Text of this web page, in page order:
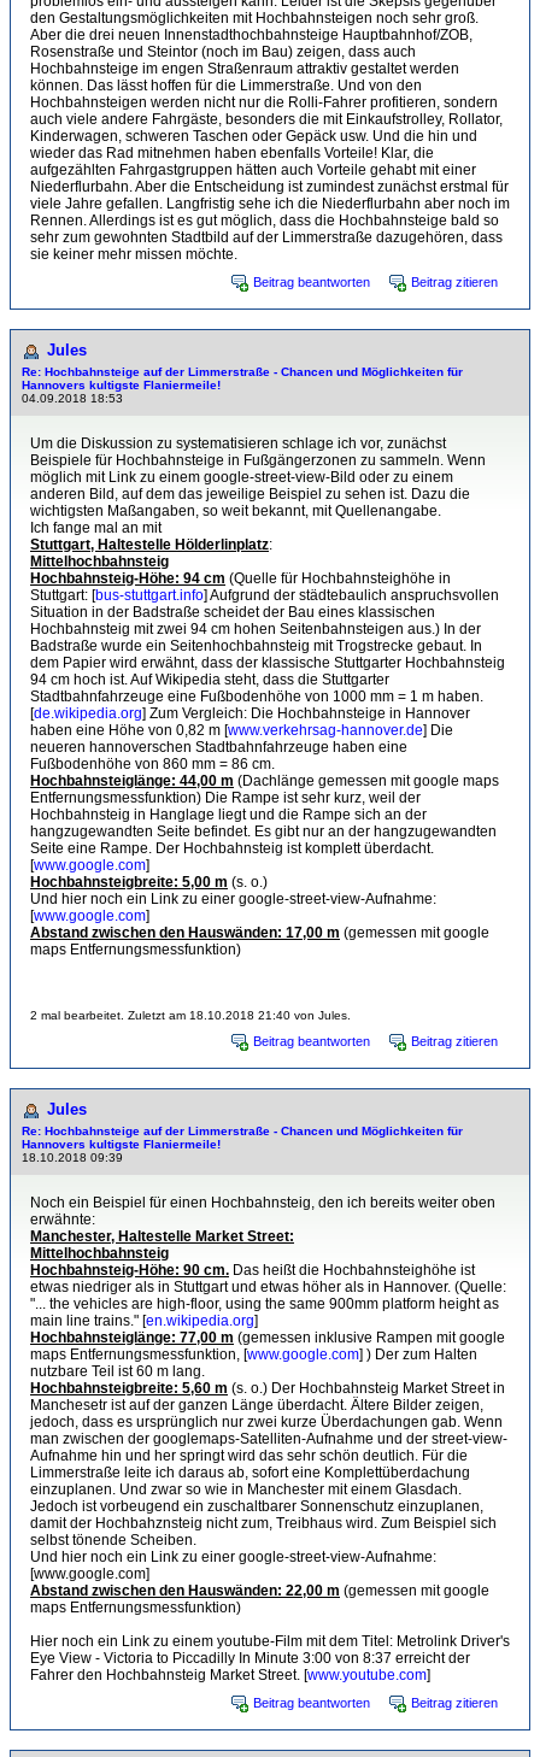
den Gestaltungsmöglichkeiten mit Hochbahnsteigen noch sehr groß.
Aber die drei neuen Innenstadthochbahnsteige Hauptbahnhof/ZOB,
Rosenstraße und Steintor (noch im Bau) zeigen, dass auch
Hochbahnsteige im engen Straßenraum attraktiv gestaltet werden
können. Das lässt hoffen für die Limmerstraße. Und von den
Hochbahnsteigen werden nicht nur die Rolli-Fahrer profitieren, sondern
auch viele andere Fahrgäste, besonders die mit Einkaufstrolley, Rollator,
Kinderwagen, schweren Taschen oder Gepäck usw. Und die hin und
wieder das Rad mitnehmen haben ebenfalls Vorteile! Klar, die
aufgezählten Fahrgastgruppen hätten auch Vorteile gehabt mit einer
Niederflurbahn. Aber die Entscheidung ist zumindest zunächst erstmal für
viele Jahre gefallen. Langfristig sehe ich die Niederflurbahn aber noch im
Rennen. Allerdings ist es gut möglich, dass die Hochbahnsteige bald so
sehr zum gewohnten Stadtbild auf der Limmerstraße dazugehören, dass
sie keiner mehr missen möchte.
Beitrag beantworten Beitrag zitieren
Jules
Re: Hochbahnsteige auf der Limmerstraße - Chancen und Möglichkeiten für
Hannovers kultigste Flaniermeile!
04.09.2018 18:53
Um die Diskussion zu systematisieren schlage ich vor, zunächst
Beispiele für Hochbahnsteige in Fußgängerzonen zu sammeln. Wenn
möglich mit Link zu einem google-street-view-Bild oder zu einem
anderen Bild, auf dem das jeweilige Beispiel zu sehen ist. Dazu die
wichtigsten Maßangaben, so weit bekannt, mit Quellenangabe.
Ich fange mal an mit
Stuttgart, Haltestelle Hölderlinplatz:
Mittelhochbahnsteig
Hochbahnsteig-Höhe: 94 cm (Quelle für Hochbahnsteighöhe in
Stuttgart: [bus-stuttgart.info] Aufgrund der städtebaulich anspruchsvollen
Situation in der Badstraße scheidet der Bau eines klassischen
Hochbahnsteig mit zwei 94 cm hohen Seitenbahnsteigen aus.) In der
Badstraße wurde ein Seitenhochbahnsteig mit Trogstrecke gebaut. In
dem Papier wird erwähnt, dass der klassische Stuttgarter Hochbahnsteig
94 cm hoch ist. Auf Wikipedia steht, dass die Stuttgarter
Stadtbahnfahrzeuge eine Fußbodenhöhe von 1000 mm = 1 m haben.
[de.wikipedia.org] Zum Vergleich: Die Hochbahnsteige in Hannover
haben eine Höhe von 0,82 m [www.verkehrsag-hannover.de] Die
neueren hannoverschen Stadtbahnfahrzeuge haben eine
Fußbodenhöhe von 860 mm = 86 cm.
Hochbahnsteiglänge: 44,00 m (Dachlänge gemessen mit google maps
Entfernungsmessfunktion) Die Rampe ist sehr kurz, weil der
Hochbahnsteig in Hanglage liegt und die Rampe sich an der
hangzugewandten Seite befindet. Es gibt nur an der hangzugewandten
Seite eine Rampe. Der Hochbahnsteig ist komplett überdacht.
[www.google.com]
Hochbahnsteigbreite: 5,00 m (s. o.)
Und hier noch ein Link zu einer google-street-view-Aufnahme:
[www.google.com]
Abstand zwischen den Hauswänden: 17,00 m (gemessen mit google
maps Entfernungsmessfunktion)
2 mal bearbeitet. Zuletzt am 18.10.2018 21:40 von Jules.
Beitrag beantworten Beitrag zitieren
Jules
Re: Hochbahnsteige auf der Limmerstraße - Chancen und Möglichkeiten für
Hannovers kultigste Flaniermeile!
18.10.2018 09:39
Noch ein Beispiel für einen Hochbahnsteig, den ich bereits weiter oben
erwähnte:
Manchester, Haltestelle Market Street:
Mittelhochbahnsteig
Hochbahnsteig-Höhe: 90 cm. Das heißt die Hochbahnsteighöhe ist
etwas niedriger als in Stuttgart und etwas höher als in Hannover. (Quelle:
"... the vehicles are high-floor, using the same 900mm platform height as
main line trains." [en.wikipedia.org]
Hochbahnsteiglänge: 77,00 m (gemessen inklusive Rampen mit google
maps Entfernungsmessfunktion, [www.google.com] ) Der zum Halten
nutzbare Teil ist 60 m lang.
Hochbahnsteigbreite: 5,60 m (s. o.) Der Hochbahnsteig Market Street in
Manchesetr ist auf der ganzen Länge überdacht. Ältere Bilder zeigen,
jedoch, dass es ursprünglich nur zwei kurze Überdachungen gab. Wenn
man zwischen der googlemaps-Satelliten-Aufnahme und der street-view-
Aufnahme hin und her springt wird das sehr schön deutlich. Für die
Limmerstraße leite ich daraus ab, sofort eine Komplettüberdachung
einzuplanen. Und zwar so wie in Manchester mit einem Glasdach.
Jedoch ist vorbeugend ein zuschaltbarer Sonnenschutz einzuplanen,
damit der Hochbahznsteig nicht zum, Treibhaus wird. Zum Beispiel sich
selbst tönende Scheiben.
Und hier noch ein Link zu einer google-street-view-Aufnahme:
[www.google.com]
Abstand zwischen den Hauswänden: 22,00 m (gemessen mit google
maps Entfernungsmessfunktion)
Hier noch ein Link zu einem youtube-Film mit dem Titel: Metrolink Driver's
Eye View - Victoria to Piccadilly In Minute 3:00 von 8:37 erreicht der
Fahrer den Hochbahnsteig Market Street. [www.youtube.com]
Beitrag beantworten Beitrag zitieren